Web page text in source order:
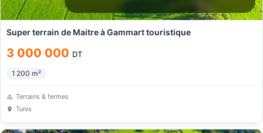
Super terrain de Maitre à Gammart touristique
3 000 000 DT
1 200 m²
Terrains & fermes
Tunis